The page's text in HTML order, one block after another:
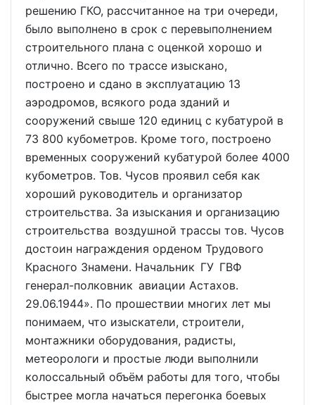
решению ГКО, рассчитанное на три очереди,
было выполнено в срок с перевыполнением
строительного плана с оценкой хорошо и
отлично. Всего по трассе изыскано,
построено и сдано в эксплуатацию 13
аэродромов, всякого рода зданий и
сооружений свыше 120 единиц с кубатурой в
73 800 кубометров. Кроме того, построено
временных сооружений кубатурой более 4000
кубометров. Тов. Чусов проявил себя как
хороший руководитель и организатор
строительства. За изыскания и организацию
строительства воздушной трассы тов. Чусов
достоин награждения орденом Трудового
Красного Знамени. Начальник ГУ ГВФ
генерал-полковник авиации Астахов.
29.06.1944». По прошествии многих лет мы
понимаем, что изыскатели, строители,
монтажники оборудования, радисты,
метеорологи и простые люди выполнили
колоссальный объём работы для того, чтобы
быстрее могла начаться перегонка боевых